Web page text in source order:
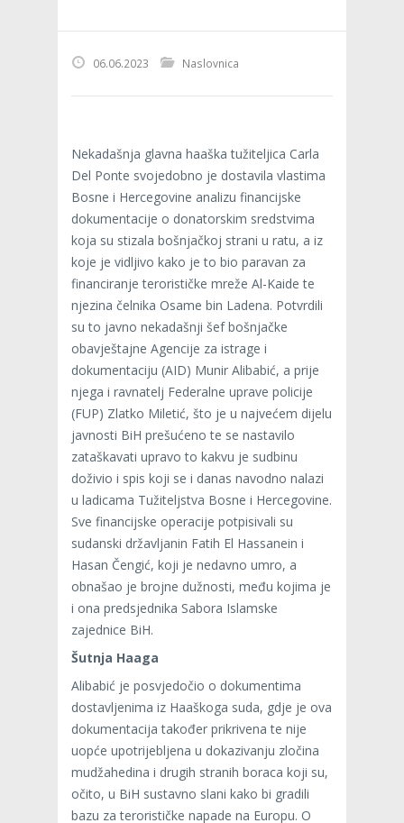
06.06.2023 Naslovnica
Nekadašnja glavna haaška tužiteljica Carla
Del Ponte svojedobno je dostavila vlastima
Bosne i Hercegovine analizu financijske
dokumentacije o donatorskim sredstvima
koja su stizala bošnjačkoj strani u ratu, a iz
koje je vidljivo kako je to bio paravan za
financiranje terorističke mreže Al-Kaide te
njezina čelnika Osame bin Ladena. Potvrdili
su to javno nekadašnji šef bošnjačke
obavještajne Agencije za istrage i
dokumentaciju (AID) Munir Alibabić, a prije
njega i ravnatelj Federalne uprave policije
(FUP) Zlatko Miletić, što je u najvećem dijelu
javnosti BiH prešućeno te se nastavilo
zataškavati upravo to kakvu je sudbinu
doživio i spis koji se i danas navodno nalazi
u ladicama Tužiteljstva Bosne i Hercegovine.
Sve financijske operacije potpisivali su
sudanski državljanin Fatih El Hassanein i
Hasan Čengić, koji je nedavno umro, a
obnašao je brojne dužnosti, među kojima je
i ona predsjednika Sabora Islamske
zajednice BiH.
Šutnja Haaga
Alibabić je posvjedočio o dokumentima
dostavljenima iz Haaškoga suda, gdje je ova
dokumentacija također prikrivena te nije
uopće upotrijebljena u dokazivanju zločina
mudžahedina i drugih stranih boraca koji su,
očito, u BiH sustavno slani kako bi gradili
bazu za terorističke napade na Europu. O